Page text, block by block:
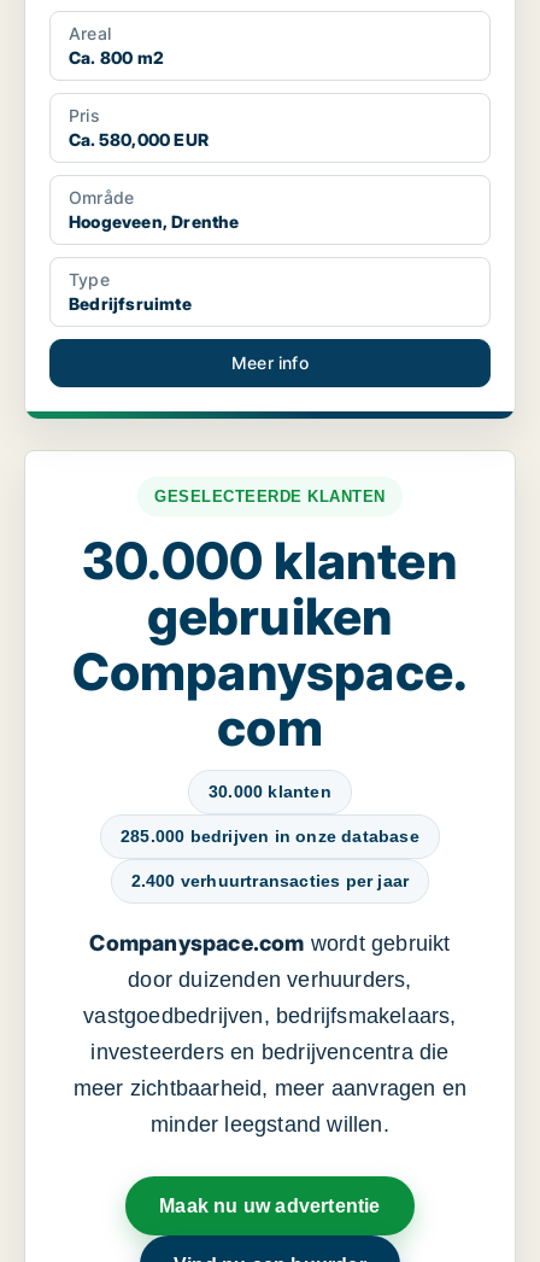
Areal
Ca. 800 m2
Pris
Ca. 580,000 EUR
Område
Hoogeveen, Drenthe
Type
Bedrijfsruimte
Meer info
GESELECTEERDE KLANTEN
30.000 klanten
gebruiken
Companyspace.
com
30.000 klanten
285.000 bedrijven in onze database
2.400 verhuurtransacties per jaar
Companyspace.com wordt gebruikt
door duizenden verhuurders,
vastgoedbedrijven, bedrijfsmakelaars,
investeerders en bedrijvencentra die
meer zichtbaarheid, meer aanvragen en
minder leegstand willen.
Maak nu uw advertentie